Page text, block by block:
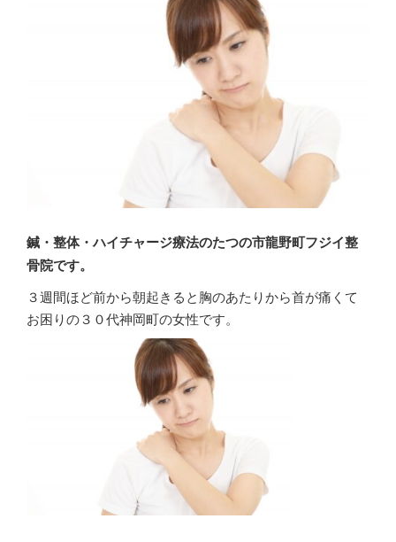
鍼・整体・ハイチャージ療法のたつの市龍野町フジイ整
骨院です。
３週間ほど前から朝起きると胸のあたりから首が痛くて
お困りの３０代神岡町の女性です。